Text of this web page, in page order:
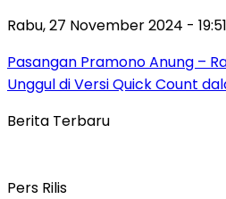
Rabu, 27 November 2024 -
Pasangan Pramono Anung –
Unggul di Versi Quick Count
Berita Terbaru
Pers Rilis